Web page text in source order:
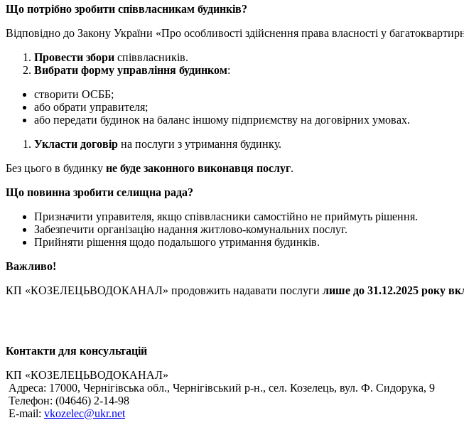
Що потрібно зробити співвласникам будинків?
Відповідно до Закону України «Про особливості здійснення права власності у
Провести збори співвласників.
Вибрати форму управління будинком:
створити ОСББ;
або обрати управителя;
або передати будинок на баланс іншому підприємству на договірних умовах.
Укласти договір на послуги з утримання будинку.
Без цього в будинку не буде законного виконавця послуг.
Що повинна зробити селищна рада?
Призначити управителя, якщо співвласники самостійно не приймуть рішення.
Забезпечити організацію надання житлово-комунальних послуг.
Прийняти рішення щодо подальшого утримання будинків.
Важливо!
КП «КОЗЕЛЕЦЬВОДОКАНАЛ» продовжить надавати послуги лише до 31.12.2025 року
Контакти для консультацій
КП «КОЗЕЛЕЦЬВОДОКАНАЛ»
Адреса: 17000, Чернігівська обл., Чернігівський р-н., сел. Козелець, вул. Ф. Сидорука, 9
Телефон: (04646) 2-14-98
Е-mail: vkozelec@ukr.net